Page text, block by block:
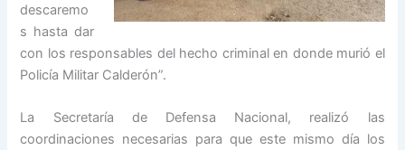
descaremo
s hasta dar
con los responsables del hecho criminal en donde murió el
Policía Militar Calderón”.
La Secretaría de Defensa Nacional, realizó las
coordinaciones necesarias para que este mismo día los